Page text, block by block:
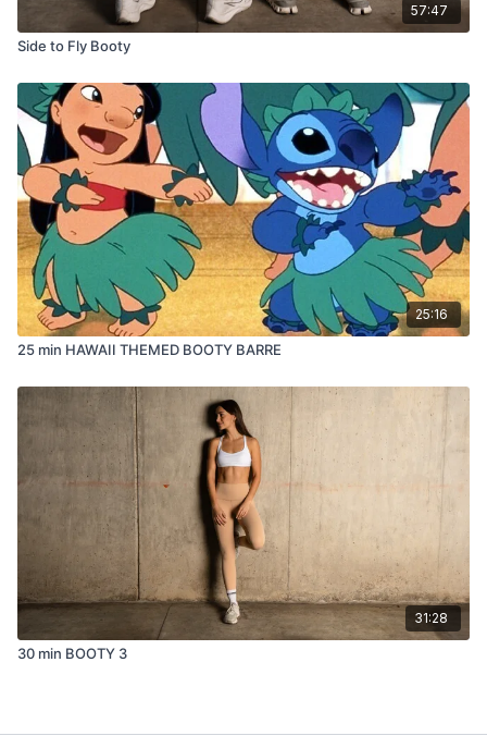
57:47
Side to Fly Booty
25:16
25 min HAWAII THEMED BOOTY BARRE
31:28
30 min BOOTY 3